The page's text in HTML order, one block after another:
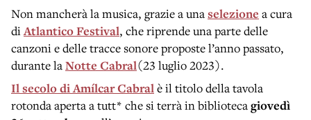
Non mancherà la musica, grazie a unaselezione a cura
diAtlantico Festival, che riprende una parte delle
canzoni e delle tracce sonore proposte l’anno passato,
durante laNotte Cabral(23 luglio 2023).
Il secolo di Amílcar Cabralè il titolo della tavola
rotonda aperta a tutt* che si terrà in bibliotecagiovedì